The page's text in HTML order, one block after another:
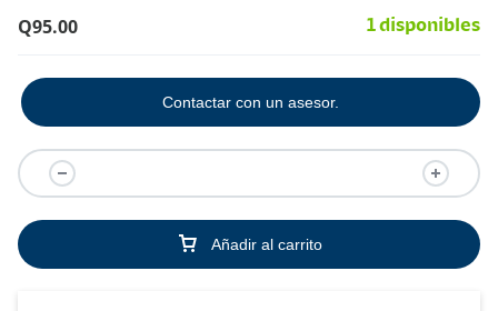
Q95.00 1 disponibles
Añadir al carrito
Contactar con un asesor.